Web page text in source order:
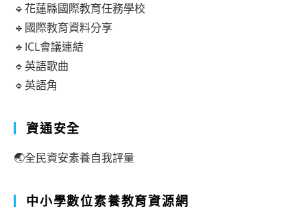
🔹花蓮縣國際教育任務學校
🔹國際教育資料分享
🔹ICL會議連結
🔹英語歌曲
🔹英語角
資通安全
🌏全民資安素養自我評量
中小學數位素養教育資源網